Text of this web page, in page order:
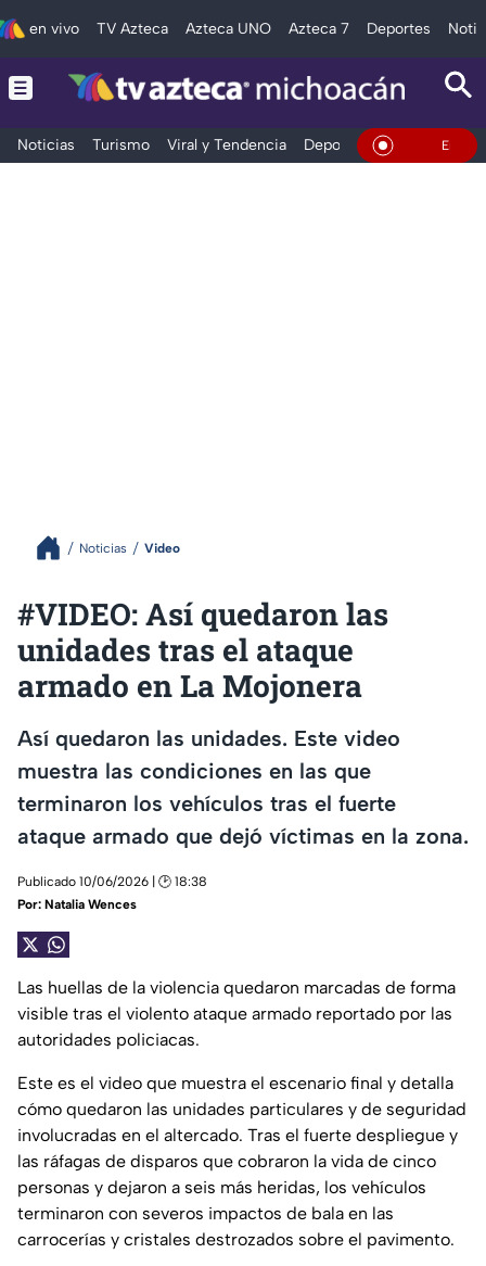
en vivo TV Azteca Azteca UNO Azteca 7 Deportes
Noticias Turismo Viral y Tendencia Deportes Espectáculos
En Vivo
Noticias Video
#VIDEO: Así quedaron las
unidades tras el ataque
armado en La Mojonera
Así quedaron las unidades. Este video
muestra las condiciones en las que
terminaron los vehículos tras el fuerte
ataque armado que dejó víctimas en la zona.
Publicado 10/06/2026 | 🕑 18:38
Por: Natalia Wences
Las huellas de la violencia quedaron marcadas de forma
visible tras el violento ataque armado reportado por las
autoridades policiacas.
Este es el video que muestra el escenario final y detalla
cómo quedaron las unidades particulares y de seguridad
involucradas en el altercado. Tras el fuerte despliegue y
las ráfagas de disparos que cobraron la vida de cinco
personas y dejaron a seis más heridas, los vehículos
terminaron con severos impactos de bala en las
carrocerías y cristales destrozados sobre el pavimento.